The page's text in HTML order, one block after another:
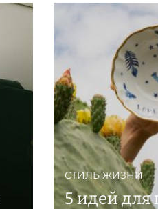
СТИЛЬ ЖИЗНИ
5 идей для